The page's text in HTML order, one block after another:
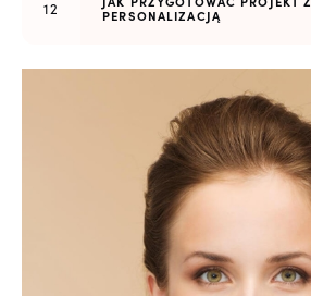
PERSONALIZACJĄ